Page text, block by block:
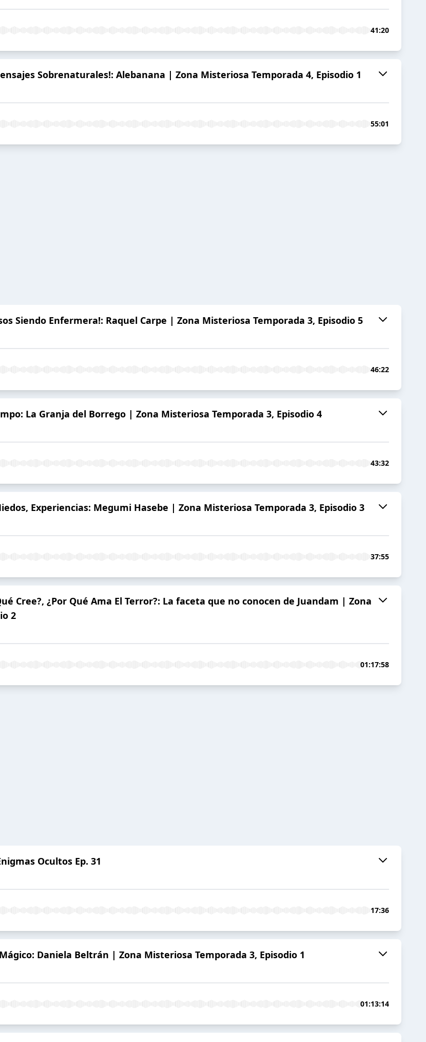
41:20
Sobrenaturales!: Alebanana | Zona Misteriosa Temporada 4, Episodio 1
55:01
Siendo Enfermera!: Raquel Carpe | Zona Misteriosa Temporada 3, Episodio 5
46:22
La Granja del Borrego | Zona Misteriosa Temporada 3, Episodio 4
43:32
Experiencias: Megumi Hasebe | Zona Misteriosa Temporada 3, Episodio 3
37:55
Cree?, ¿Por Qué Ama El Terror?: La faceta que no conocen de Juandam | Zona
2
01:17:58
Ocultos Ep. 31
17:36
Daniela Beltrán | Zona Misteriosa Temporada 3, Episodio 1
01:13:14